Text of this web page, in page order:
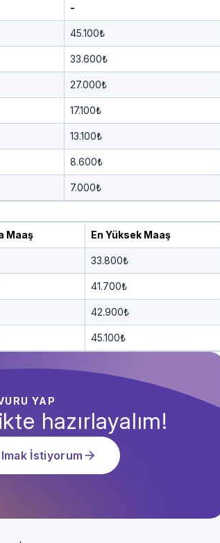
-
45.100₺
33.600₺
27.000₺
17.100₺
13.100₺
8.600₺
7.000₺
Maaş En Yüksek Maaş
33.800₺
41.700₺
42.900₺
45.100₺
YAP
hazırlayalım!
İstiyorum